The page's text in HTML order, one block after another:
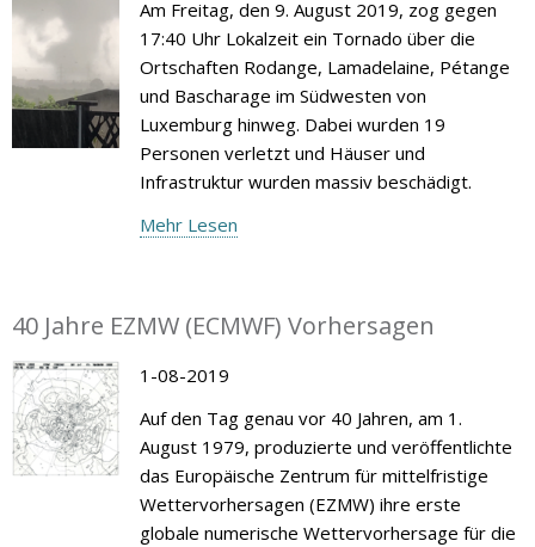
Am Freitag, den 9. August 2019, zog gegen
17:40 Uhr Lokalzeit ein Tornado über die
Ortschaften Rodange, Lamadelaine, Pétange
und Bascharage im Südwesten von
Luxemburg hinweg. Dabei wurden 19
Personen verletzt und Häuser und
Infrastruktur wurden massiv beschädigt.
Mehr Lesen
40 Jahre EZMW (ECMWF) Vorhersagen
1-08-2019
Auf den Tag genau vor 40 Jahren, am 1.
August 1979, produzierte und veröffentlichte
das Europäische Zentrum für mittelfristige
Wettervorhersagen (EZMW) ihre erste
globale numerische Wettervorhersage für die